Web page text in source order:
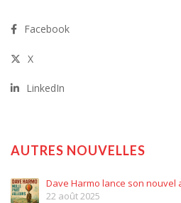
Facebook
X
LinkedIn
AUTRES NOUVELLES
Dave Harmo lance son nouvel
22 août 2025